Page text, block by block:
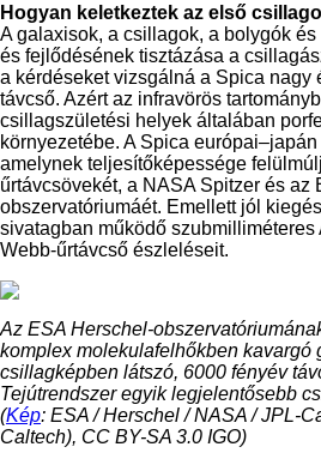
Hogyan keletkeztek az első
A galaxisok, a csillagok, a bolygók
és fejlődésének tisztázása a
a kérdéseket vizsgálná a Spica nagy
távcső. Azért az infravörös
csillagszületési helyek általában
környezetébe. A Spica
amelynek teljesítőképessége
űrtávcsövekét, a NASA Spitzer és az
obszervatóriumáét. Emellett jól
sivatagban működő szubmilliméteres
Webb-űrtávcső észleléseit.
Az ESA Herschel-
komplex molekulafelhőkben kavargó
csillagképben látszó, 6000 fényév
Tejútrendszer egyik legjelentősebb
(Kép: ESA / Herschel / NASA / JPL-
Caltech), CC BY-SA 3.0 IGO)